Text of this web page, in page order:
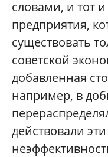
словами, и тот
предприятия,
существовать
советской
добавленная
например, в
действовали